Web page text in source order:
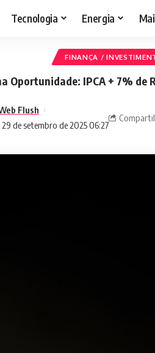
Tecnologia Energia
FINANÇA /
Oportunidade: IPCA + 7% de
de setembro de 2025 06:27
Flush